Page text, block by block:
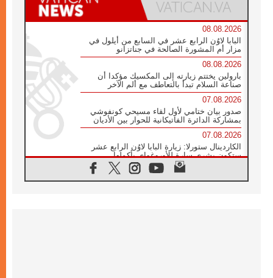
08.08.2026
البابا لاوُن الرابع عشر في السابع من أيلول في
مزار أم المشورة الصالحة في جناتزانو
08.08.2026
بارولين يختتم زيارته إلى المكسيك مؤكدا أن
صناعة السلام تبدأ بالتعاطف مع ألم الآخر
07.08.2026
صدور بيان ختامي لأول لقاء مسيحي كونفوشي
بمشاركة الدائرة الفاتيكانية للحوار بين الأديان
07.08.2026
الكاردينال ستورلا: زيارة البابا لاوُن الرابع عشر
ستكون بشرى سارة للأوروغواي بأكملها
الفاتيكان يعلن برنامج الزيارة الرسولية للبابا لاوُن